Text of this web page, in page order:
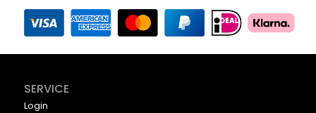
SERVICE
Login